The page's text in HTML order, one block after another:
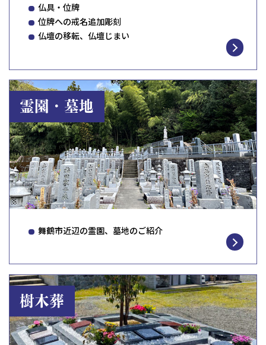
仏具・位牌
位牌への戒名追加彫刻
仏壇の移転、仏壇じまい
霊園・墓地
舞鶴市近辺の霊園、墓地のご紹介
樹木葬